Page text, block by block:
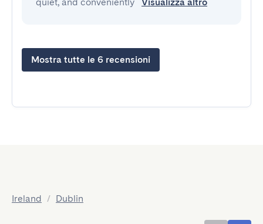
Mostra tutte le 6 recensioni
Ireland / Dublin